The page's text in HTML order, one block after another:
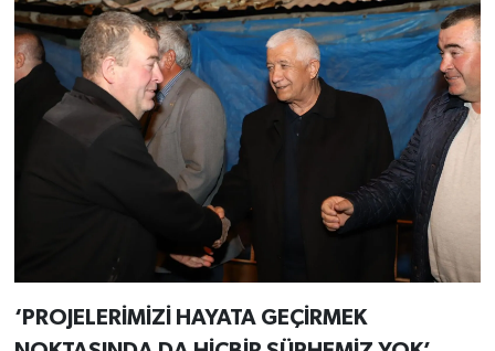
‘PROJELERİMİZİ HAYATA GEÇİRMEK